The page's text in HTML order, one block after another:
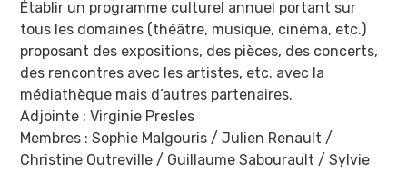
Établir un programme culturel annuel portant sur
tous les domaines (théâtre, musique, cinéma, etc.)
proposant des expositions, des pièces, des concerts,
des rencontres avec les artistes, etc. avec la
médiathèque mais d’autres partenaires.
Adjointe : Virginie Presles
Membres : Sophie Malgouris / Julien Renault /
Christine Outreville / Guillaume Sabourault / Sylvie